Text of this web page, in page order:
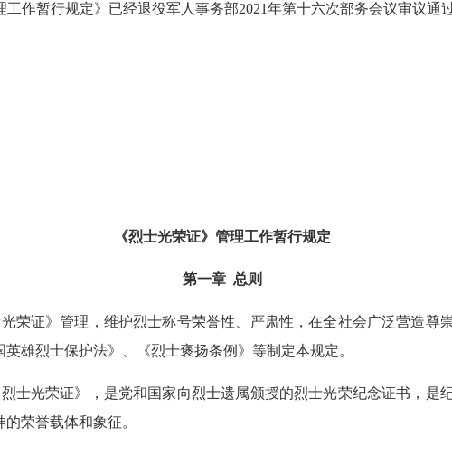
暂行规定》已经退役军人事务部2021年第十六次部务会议审议通
《烈士光荣证》管理工作暂行规定
第一章 总则
荣证》管理，维护烈士称号荣誉性、严肃性，在全社会广泛营造尊
雄烈士保护法》、《烈士褒扬条例》等制定本规定。
士光荣证》，是党和国家向烈士遗属颁授的烈士光荣纪念证书，是
荣誉载体和象征。